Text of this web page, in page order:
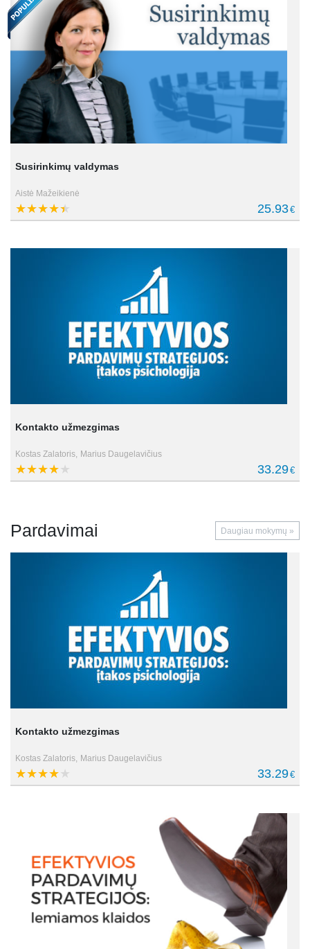
Susirinkimų valdymas
Aistė Mažeikienė
25.93€
Kontakto užmezgimas
Kostas Zalatoris, Marius Daugelavičius
33.29€
Pardavimai Daugiau mokymų »
Kontakto užmezgimas
Kostas Zalatoris, Marius Daugelavičius
33.29€